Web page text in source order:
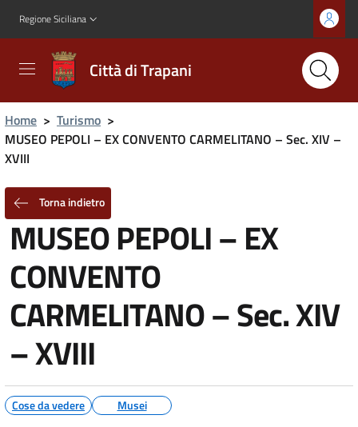
Regione Siciliana
Città di Trapani
Home > Turismo >
MUSEO PEPOLI – EX CONVENTO CARMELITANO – Sec. XIV –
XVIII
Torna indietro
MUSEO PEPOLI – EX
CONVENTO
CARMELITANO – Sec. XIV
– XVIII
Cose da vedere Musei